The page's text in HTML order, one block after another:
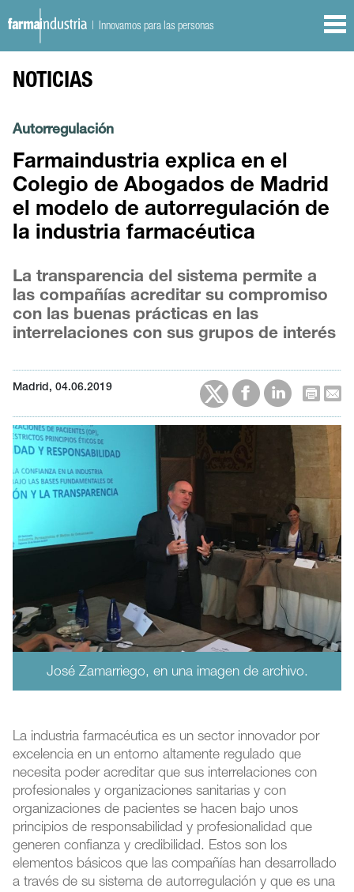
| Innovamos para las personas
NOTICIAS
Autorregulación
Farmaindustria explica en el
Colegio de Abogados de Madrid
el modelo de autorregulación de
la industria farmacéutica
La transparencia del sistema permite a
las compañías acreditar su compromiso
con las buenas prácticas en las
interrelaciones con sus grupos de interés
Madrid, 04.06.2019
José Zamarriego, en una imagen de archivo.
La industria farmacéutica es un sector innovador por
excelencia en un entorno altamente regulado que
necesita poder acreditar que sus interrelaciones con
profesionales y organizaciones sanitarias y con
organizaciones de pacientes se hacen bajo unos
principios de responsabilidad y profesionalidad que
generen confianza y credibilidad. Estos son los
elementos básicos que las compañías han desarrollado
a través de su sistema de autorregulación y que es una